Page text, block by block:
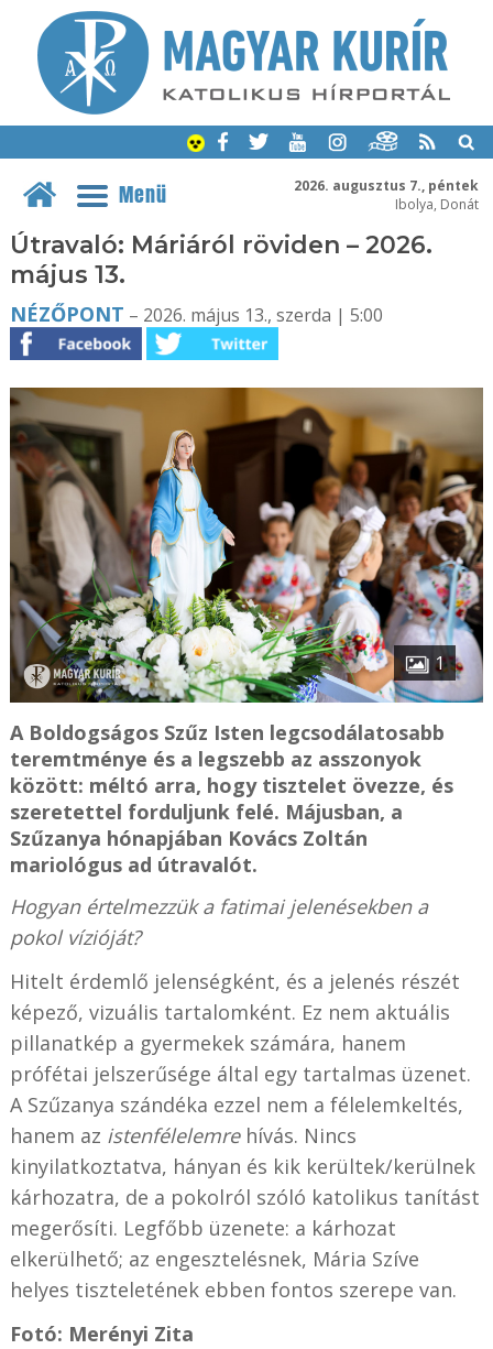
2026. augusztus 7., péntek
Ibolya, Donát
Menü
Útravaló: Máriáról röviden – 2026.
május 13.
NÉZŐPONT – 2026. május 13., szerda | 5:00
1
A Boldogságos Szűz Isten legcsodálatosabb
teremtménye és a legszebb az asszonyok
között: méltó arra, hogy tisztelet övezze, és
szeretettel forduljunk felé. Májusban, a
Szűzanya hónapjában Kovács Zoltán
mariológus ad útravalót.
Hogyan értelmezzük a fatimai jelenésekben a
pokol vízióját?
Hitelt érdemlő jelenségként, és a jelenés részét
képező, vizuális tartalomként. Ez nem aktuális
pillanatkép a gyermekek számára, hanem
prófétai jelszerűsége által egy tartalmas üzenet.
A Szűzanya szándéka ezzel nem a félelemkeltés,
hanem az istenfélelemrehívás. Nincs
kinyilatkoztatva, hányan és kik kerültek/kerülnek
kárhozatra, de a pokolról szóló katolikus tanítást
megerősíti. Legfőbb üzenete: a kárhozat
elkerülhető; az engesztelésnek, Mária Szíve
helyes tiszteletének ebben fontos szerepe van.
Fotó: Merényi Zita